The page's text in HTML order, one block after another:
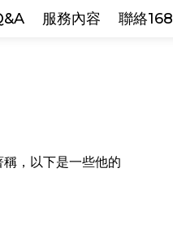
服務內容 聯絡168
，以下是一些他的